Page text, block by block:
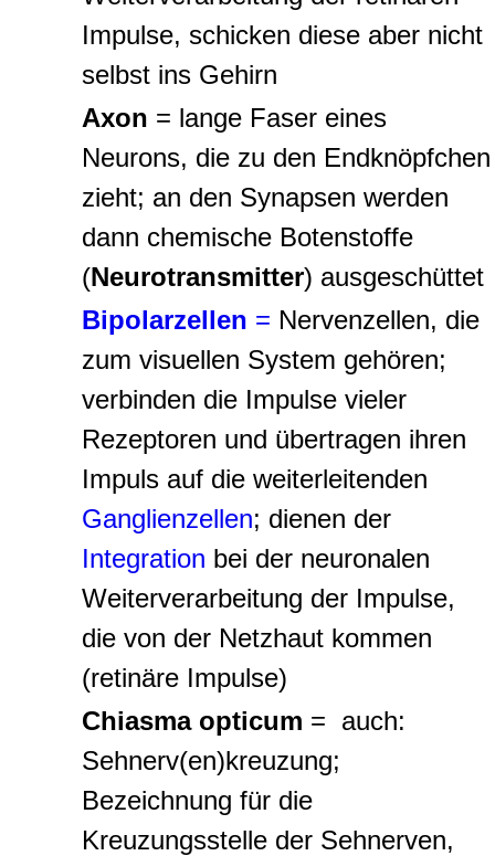
Impulse, schicken diese aber nicht
selbst ins Gehirn
Axon = lange Faser eines
Neurons, die zu den Endknöpfchen
zieht; an den Synapsen werden
dann chemische Botenstoffe
(Neurotransmitter) ausgeschüttet
Bipolarzellen = Nervenzellen, die
zum visuellen System gehören;
verbinden die Impulse vieler
Rezeptoren und übertragen ihren
Impuls auf die weiterleitenden
Ganglienzellen; dienen der
Integration bei der neuronalen
Weiterverarbeitung der Impulse,
die von der Netzhaut kommen
(retinäre Impulse)
Chiasma opticum = auch:
Sehnerv(en)kreuzung;
Bezeichnung für die
Kreuzungsstelle der Sehnerven,